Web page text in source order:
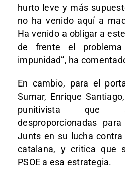
hurto leve y más
no ha venido aquí a
Ha venido a obligar a
de frente el
impunidad”, ha
En cambio, para el
Sumar, Enrique
punitivista que
desproporcionadas
Junts en su lucha
catalana, y critica que
PSOE a esa estrategia.